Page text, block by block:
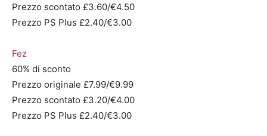
Prezzo scontato £3.60/€4.50
Prezzo PS Plus £2.40/€3.00
Fez
60% di sconto
Prezzo originale £7.99/€9.99
Prezzo scontato £3.20/€4.00
Prezzo PS Plus £2.40/€3.00